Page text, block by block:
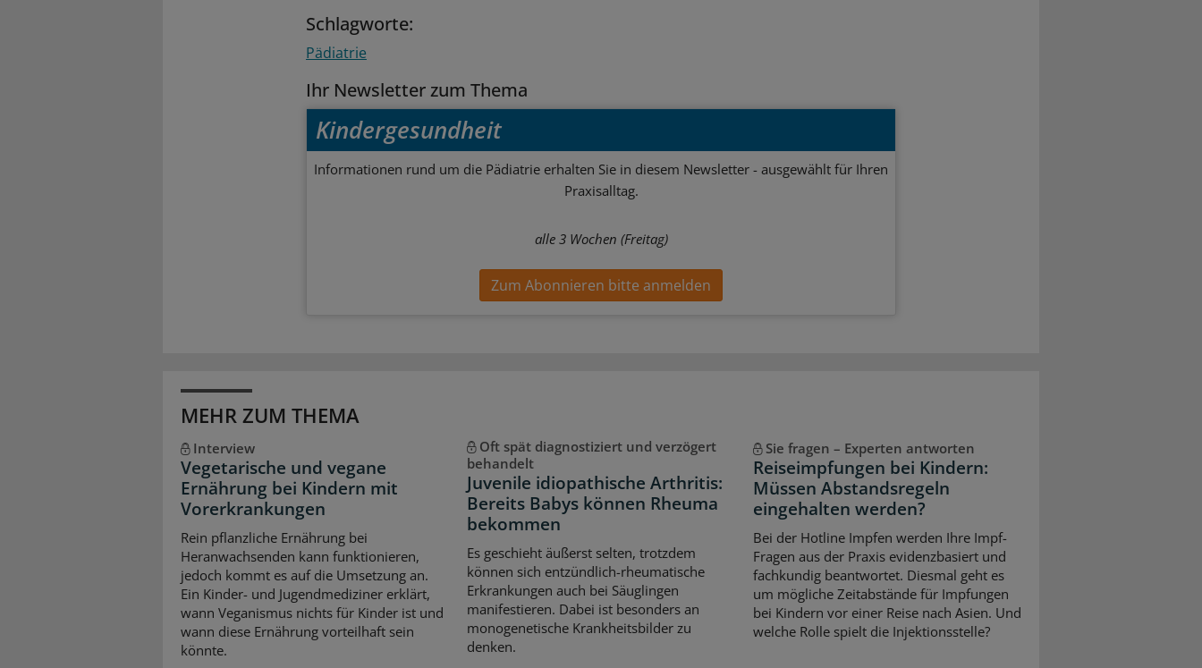
Schlagworte:
Pädiatrie
Ihr Newsletter zum Thema
Kindergesundheit
Informationen rund um die Pädiatrie erhalten Sie in diesem Newsletter - ausgewählt für Ihren
Praxisalltag.
alle 3 Wochen (Freitag)
Zum Abonnieren bitte anmelden
MEHR ZUM THEMA
Interview
Vegetarische und vegane
Ernährung bei Kindern mit
Vorerkrankungen
Rein pflanzliche Ernährung bei
Heranwachsenden kann funktionieren,
jedoch kommt es auf die Umsetzung an.
Ein Kinder- und Jugendmediziner erklärt,
wann Veganismus nichts für Kinder ist und
wann diese Ernährung vorteilhaft sein
könnte.
Oft spät diagnostiziert und verzögert
behandelt
Juvenile idiopathische Arthritis:
Bereits Babys können Rheuma
bekommen
Es geschieht äußerst selten, trotzdem
können sich entzündlich-rheumatische
Erkrankungen auch bei Säuglingen
manifestieren. Dabei ist besonders an
monogenetische Krankheitsbilder zu
denken.
Sie fragen – Experten antworten
Reiseimpfungen bei Kindern:
Müssen Abstandsregeln
eingehalten werden?
Bei der Hotline Impfen werden Ihre Impf-
Fragen aus der Praxis evidenzbasiert und
fachkundig beantwortet. Diesmal geht es
um mögliche Zeitabstände für Impfungen
bei Kindern vor einer Reise nach Asien. Und
welche Rolle spielt die Injektionsstelle?